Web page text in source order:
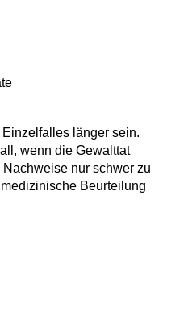
länger sein.
wenn die Gewalttat
nur schwer zu
Beurteilung